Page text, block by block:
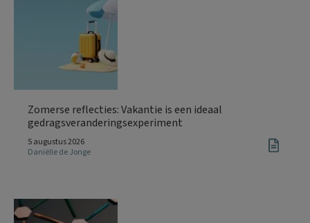
Zomerse reflecties: Vakantie is een ideaal
gedragsveranderingsexperiment
5 augustus 2026
Daniëlle de Jonge